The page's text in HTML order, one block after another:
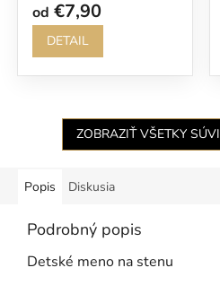
od €7,90
DETAIL
ZOBRAZIŤ VŠETKY
Popis Diskusia
Podrobný popis
Detské meno na stenu